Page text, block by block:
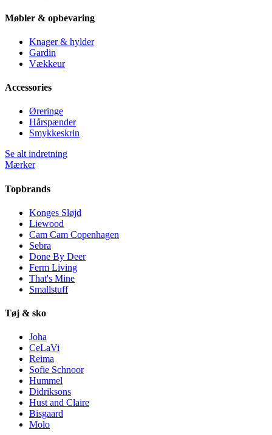
Møbler & opbevaring
Knager & hylder
Gardin
Vækkeur
Accessories
Øreringe
Hårspænder
Smykkeskrin
Se alt indretning
Mærker
Topbrands
Konges Sløjd
Liewood
Cam Cam Copenhagen
Sebra
Done By Deer
Ferm Living
That's Mine
Smallstuff
Tøj & sko
Joha
CeLaVi
Reima
Sofie Schnoor
Hummel
Didriksons
Hust and Claire
Bisgaard
Molo